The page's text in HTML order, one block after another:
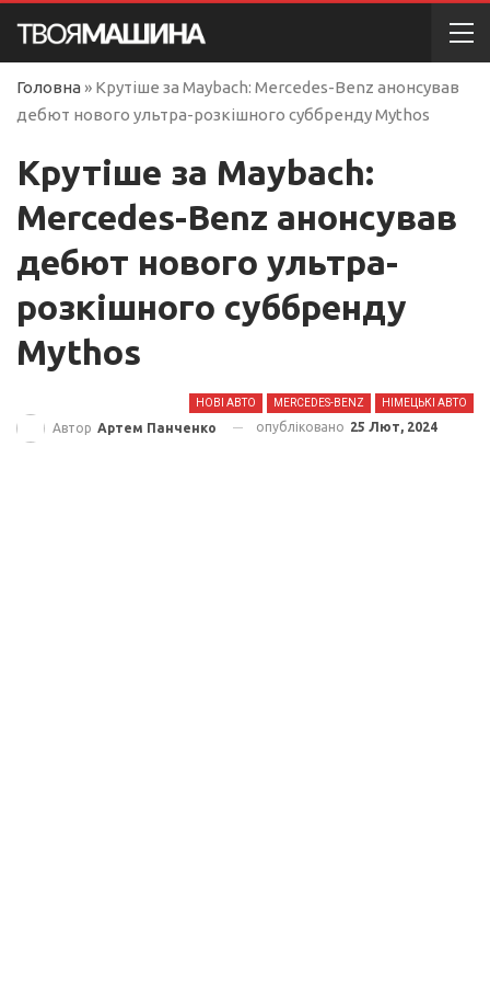
Головна » Крутіше за Maybach: Mercedes-Benz анонсував
дебют нового ультра-розкішного суббренду Mythos
Крутіше за Maybach:
Mercedes-Benz анонсував
дебют нового ультра-
розкішного суббренду
Mythos
НОВІ АВТО MERCEDES-BENZ НІМЕЦЬКІ АВТО
Автор Артем Панченко опубліковано 25 Лют, 2024